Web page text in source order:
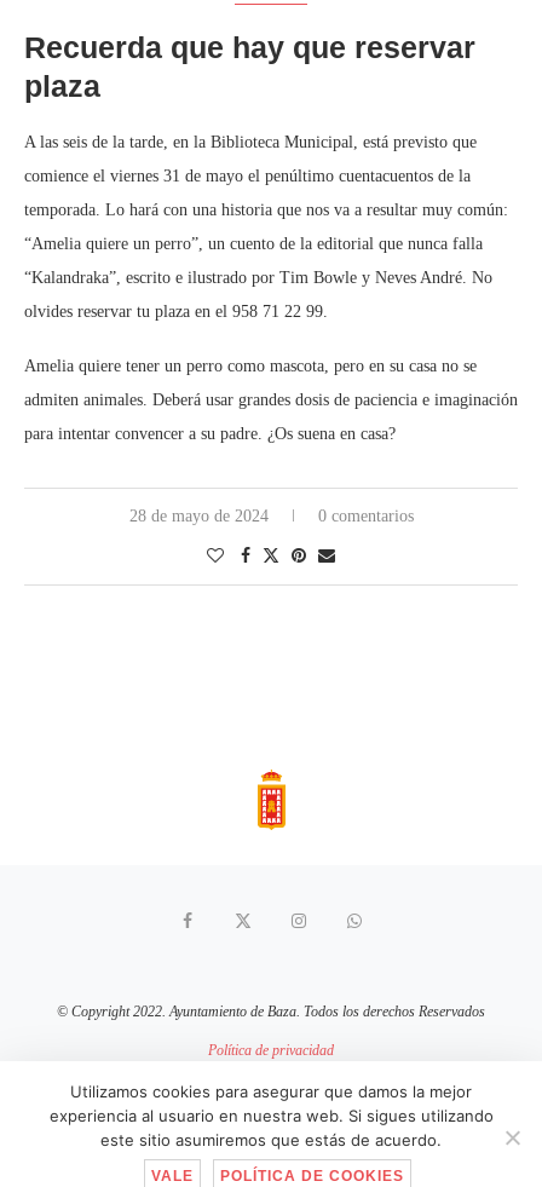
Recuerda que hay que reservar
plaza
A las seis de la tarde, en la Biblioteca Municipal, está previsto que
comience el viernes 31 de mayo el penúltimo cuentacuentos de la
temporada. Lo hará con una historia que nos va a resultar muy común:
“Amelia quiere un perro”, un cuento de la editorial que nunca falla
“Kalandraka”, escrito e ilustrado por Tim Bowle y Neves André. No
olvides reservar tu plaza en el 958 71 22 99.
Amelia quiere tener un perro como mascota, pero en su casa no se
admiten animales. Deberá usar grandes dosis de paciencia e imaginación
para intentar convencer a su padre. ¿Os suena en casa?
28 de mayo de 2024 0 comentarios
© Copyright 2022. Ayuntamiento de Baza. Todos los derechos Reservados
Política de privacidad
Política de cookies
sitio web mantenido por pixelcero.com
IR ARRIBA
Utilizamos cookies para asegurar que damos la mejor
experiencia al usuario en nuestra web. Si sigues utilizando
este sitio asumiremos que estás de acuerdo.
VALE POLÍTICA DE COOKIES